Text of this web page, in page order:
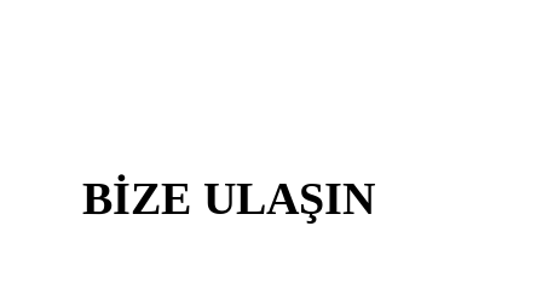
BİZE ULAŞIN